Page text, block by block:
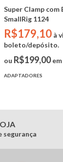
Super Clamp com
SmallRig 1124
R$179,10 à
boleto/depósito.
ou R$199,00
ADAPTADORES
segurança